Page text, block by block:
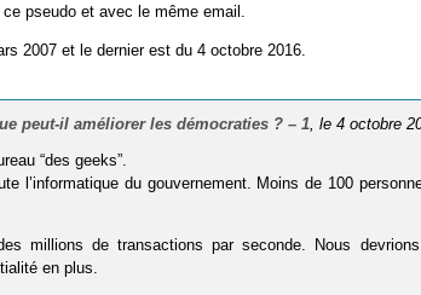
pseudo et avec le même email.
2007 et le dernier est du 4 octobre 2016.
peut-il améliorer les démocraties ? – 1, le 4 octobre
“des geeks”.
l’informatique du gouvernement. Moins de 100
millions de transactions par seconde. Nous
en plus.